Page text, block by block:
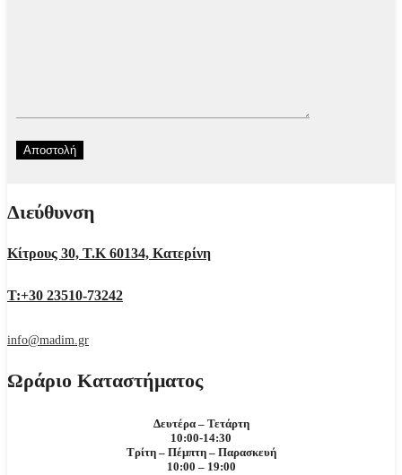
Διεύθυνση
Κίτρους 30, Τ.Κ 60134, Κατερίνη
Τ:+30 23510-73242
info@madim.gr
Ωράριο Καταστήματος
Δευτέρα – Τετάρτη
10:00-14:30
Τρίτη – Πέμπτη – Παρασκευή
10:00 – 19:00